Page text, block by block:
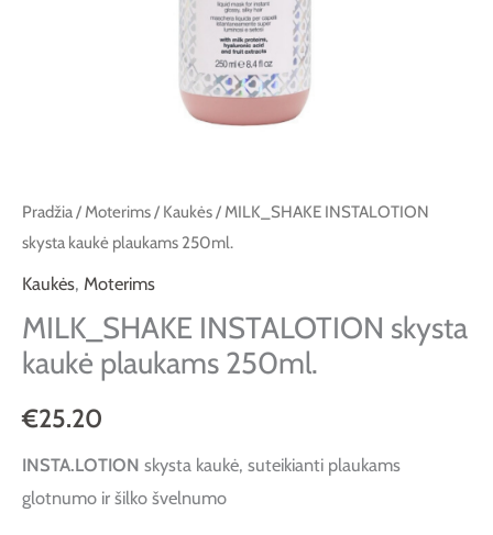
Pradžia/Moterims/ Kaukės/ MILK_SHAKE INSTALOTION
skysta kaukė plaukams 250ml.
Kaukės, Moterims
MILK_SHAKE INSTALOTION skysta
kaukė plaukams 250ml.
€25.20
INSTA.LOTION skysta kaukė, suteikianti plaukams
glotnumo ir šilko švelnumo